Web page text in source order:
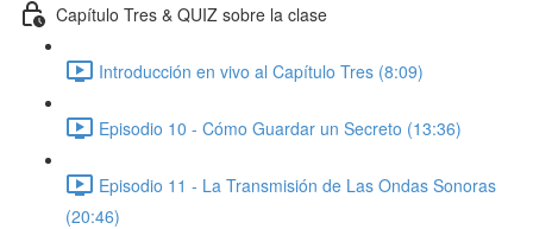
Capítulo Tres & QUIZ sobre la clase
Introducción en vivo al Capítulo Tres (8:09)
Episodio 10 - Cómo Guardar un Secreto (13:36)
Episodio 11 - La Transmisión de Las Ondas Sonoras
(20:46)